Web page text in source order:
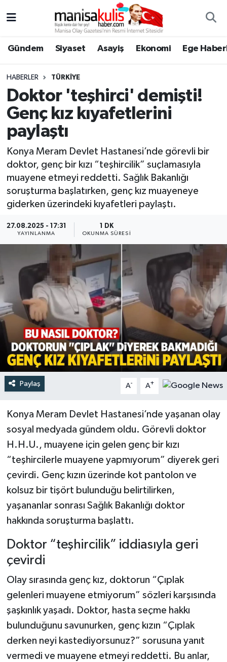
Gündem Siyaset Asayiş Ekonomi Ege
HABERLER TÜRKIYE
Doktor 'teşhirci' demişti!
Genç kız kıyafetlerini
paylaştı
Konya Meram Devlet Hastanesi’nde görevli bir
doktor, genç bir kızı “teşhircilik” suçlamasıyla
muayene etmeyi reddetti. Sağlık Bakanlığı
soruşturma başlatırken, genç kız muayeneye
giderken üzerindeki kıyafetleri paylaştı.
27.08.2025 - 17:31
YAYINLANMA
1 DK
OKUNMA SÜRESI
Paylaş A- A+
Konya Meram Devlet Hastanesi’nde yaşanan olay
sosyal medyada gündem oldu. Görevli doktor
H.H.U., muayene için gelen genç bir kızı
“teşhircilerle muayene yapmıyorum” diyerek geri
çevirdi. Genç kızın üzerinde kot pantolon ve
kolsuz bir tişört bulunduğu belirtilirken,
yaşananlar sonrası Sağlık Bakanlığı doktor
hakkında soruşturma başlattı.
Doktor “teşhircilik” iddiasıyla geri
çevirdi
Olay sırasında genç kız, doktorun “Çıplak
gelenleri muayene etmiyorum” sözleri karşısında
şaşkınlık yaşadı. Doktor, hasta seçme hakkı
bulunduğunu savunurken, genç kızın “Çıplak
derken neyi kastediyorsunuz?” sorusuna yanıt
vermedi ve muayene etmeyi reddetti. Bu anlar,
Ege Haberleri
Ekonomi
Genel
Gündem
Resmi İlan
Siyaset
Türkiye
Yaşam
Yunusemre Hava Durumu
Yunusemre Trafik Yoğunluk Haritası
Süper Lig Puan Durumu ve Fikstür
Tüm Manşetler
Son Dakika Haberleri
Haber Arşivi